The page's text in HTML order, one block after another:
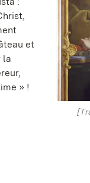
et
la
» !